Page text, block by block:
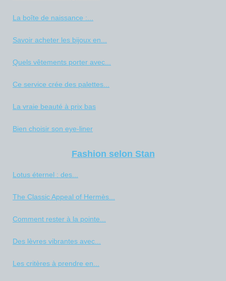
La boîte de naissance :...
Savoir acheter les bijoux en...
Quels vêtements porter avec...
Ce service crée des palettes...
La vraie beauté à prix bas
Bien choisir son eye-liner
Fashion selon Stan
Lotus éternel : des...
The Classic Appeal of Hermès...
Comment rester à la pointe...
Des lèvres vibrantes avec...
Les critères à prendre en...